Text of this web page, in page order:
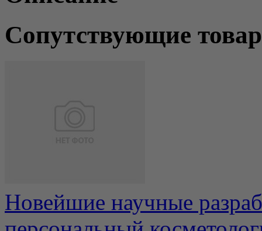
Сопутствующие
Новейшие научные